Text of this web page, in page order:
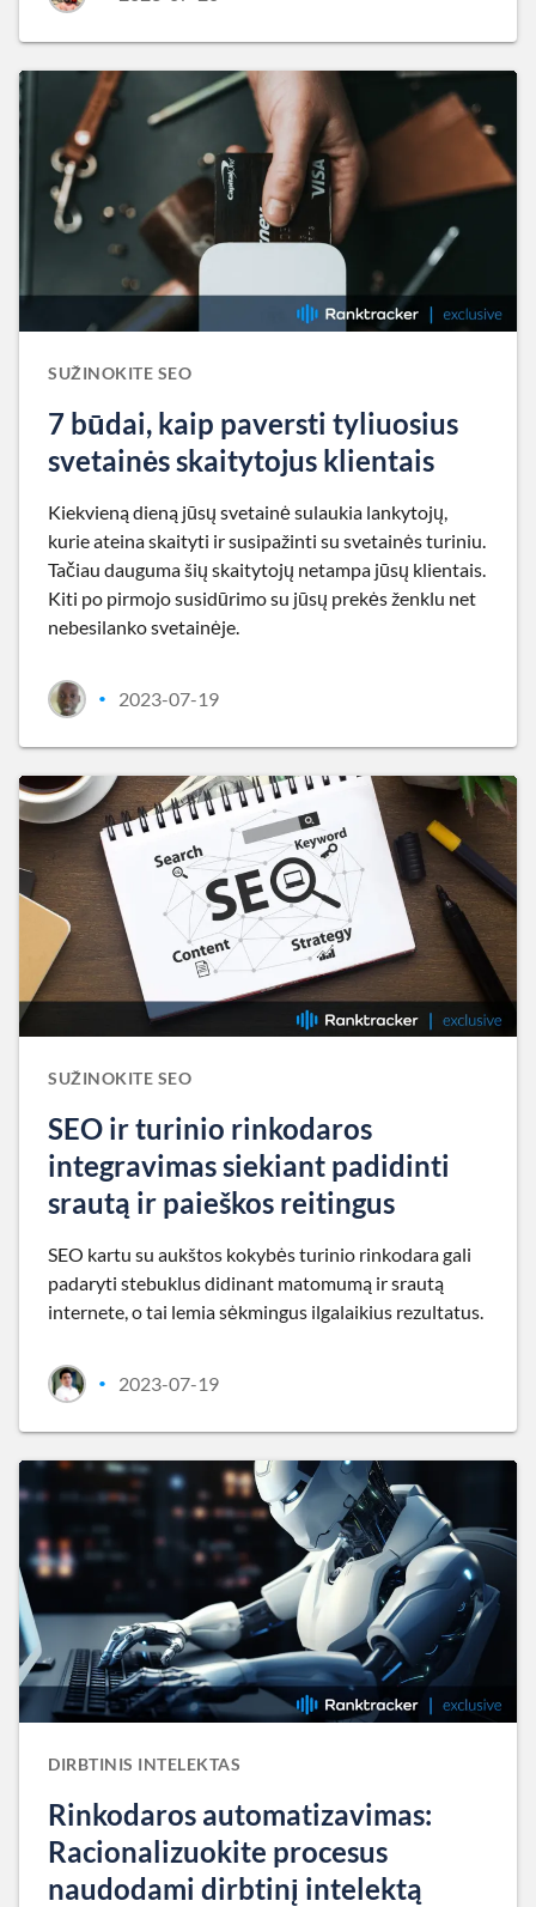
SUŽINOKITE SEO
7 būdai, kaip paversti tyliuosius
svetainės skaitytojus klientais
Kiekvieną dieną jūsų svetainė sulaukia lankytojų,
kurie ateina skaityti ir susipažinti su svetainės turiniu.
Tačiau dauguma šių skaitytojų netampa jūsų klientais.
Kiti po pirmojo susidūrimo su jūsų prekės ženklu net
nebesilanko svetainėje.
• 2023-07-19
SUŽINOKITE SEO
SEO ir turinio rinkodaros
integravimas siekiant padidinti
srautą ir paieškos reitingus
SEO kartu su aukštos kokybės turinio rinkodara gali
padaryti stebuklus didinant matomumą ir srautą
internete, o tai lemia sėkmingus ilgalaikius rezultatus.
• 2023-07-19
DIRBTINIS INTELEKTAS
Rinkodaros automatizavimas:
Racionalizuokite procesus
naudodami dirbtinį intelektą